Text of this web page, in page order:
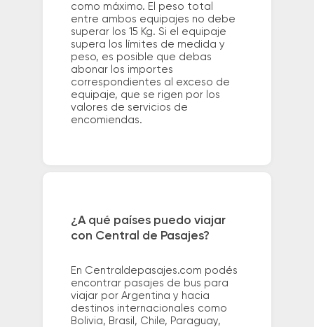
como máximo. El peso total
entre ambos equipajes no debe
superar los 15 Kg. Si el equipaje
supera los límites de medida y
peso, es posible que debas
abonar los importes
correspondientes al exceso de
equipaje, que se rigen por los
valores de servicios de
encomiendas.
¿A qué países puedo viajar
con Central de Pasajes?
En Centraldepasajes.com podés
encontrar pasajes de bus para
viajar por Argentina y hacia
destinos internacionales como
Bolivia, Brasil, Chile, Paraguay,